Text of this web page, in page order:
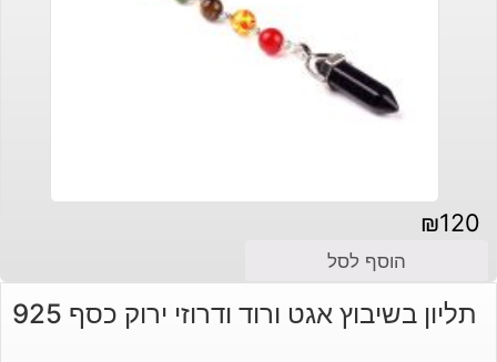
₪120
הוסף לסל
תליון בשיבוץ אגט ורוד ודרוזי ירוק כסף 925